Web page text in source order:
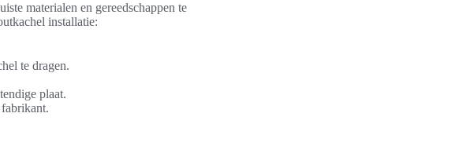
materialen en gereedschappen te
installatie:
te dragen.
plaat.